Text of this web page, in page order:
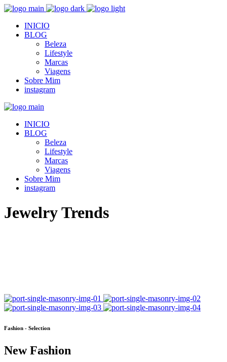
INICIO
BLOG
Beleza
Lifestyle
Marcas
Viagens
Sobre Mim
instagram
INICIO
BLOG
Beleza
Lifestyle
Marcas
Viagens
Sobre Mim
instagram
Jewelry Trends
Fashion - Selection
New Fashion